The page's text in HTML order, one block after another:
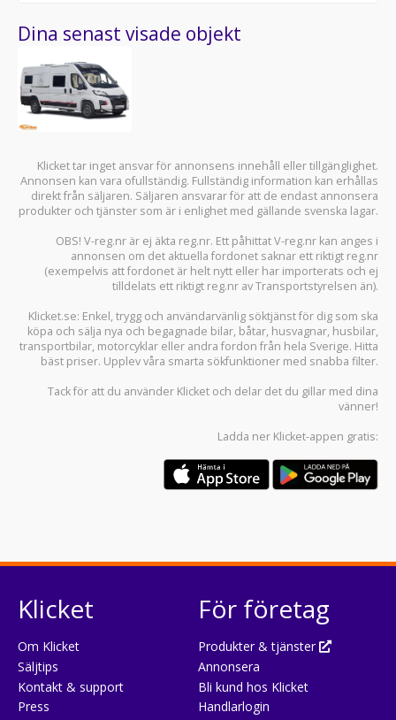
Dina senast visade objekt
Klicket tar inget ansvar för annonsens innehåll eller tillgänglighet.
Annonsen kan vara ofullständig. Fullständig information kan erhållas
direkt från säljaren. Säljaren ansvarar för att de endast annonsera
produkter och tjänster som är i enlighet med gällande svenska lagar.
OBS! V-reg.nr är ej äkta reg.nr. Ett påhittat V-reg.nr kan anges i
annonsen om det aktuella fordonet saknar ett riktigt reg.nr
(exempelvis att fordonet är helt nytt eller har importerats och ej
tilldelats ett riktigt reg.nr av Transportstyrelsen än).
Klicket.se: Enkel, trygg och användarvänlig söktjänst för dig som ska
köpa och sälja nya och begagnade bilar, båtar, husvagnar, husbilar,
transportbilar, motorcyklar eller andra fordon från hela Sverige. Hitta
bäst priser. Upplev våra smarta sökfunktioner med snabba filter.
Tack för att du använder Klicket och delar det du gillar med dina
vänner!
Ladda ner Klicket-appen gratis:
Klicket
Om Klicket
Säljtips
Kontakt & support
Press
För företag
Produkter & tjänster
Annonsera
Bli kund hos Klicket
Handlarlogin